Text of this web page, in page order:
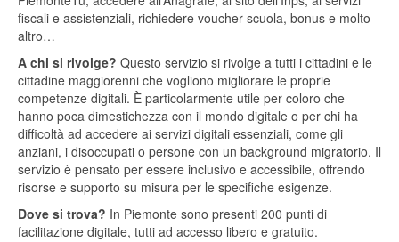
fiscali e assistenziali, richiedere voucher scuola, bonus e molto
altro…
A chi si rivolge? Questo servizio si rivolge a tutti i cittadini e le
cittadine maggiorenni che vogliono migliorare le proprie
competenze digitali. È particolarmente utile per coloro che
hanno poca dimestichezza con il mondo digitale o per chi ha
difficoltà ad accedere ai servizi digitali essenziali, come gli
anziani, i disoccupati o persone con un background migratorio. Il
servizio è pensato per essere inclusivo e accessibile, offrendo
risorse e supporto su misura per le specifiche esigenze.
Dove si trova? In Piemonte sono presenti 200 punti di
facilitazione digitale, tutti ad accesso libero e gratuito.